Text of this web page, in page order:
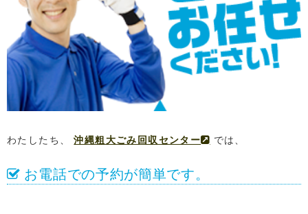
わたしたち、 沖縄粗大ごみ回収センター では、
お電話での予約が簡単です。